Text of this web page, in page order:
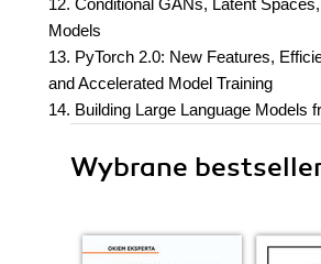
12. Conditional GANs, Latent
Models
13. PyTorch 2.0: New Features,
and Accelerated Model Training
14. Building Large Language Models
Wybrane